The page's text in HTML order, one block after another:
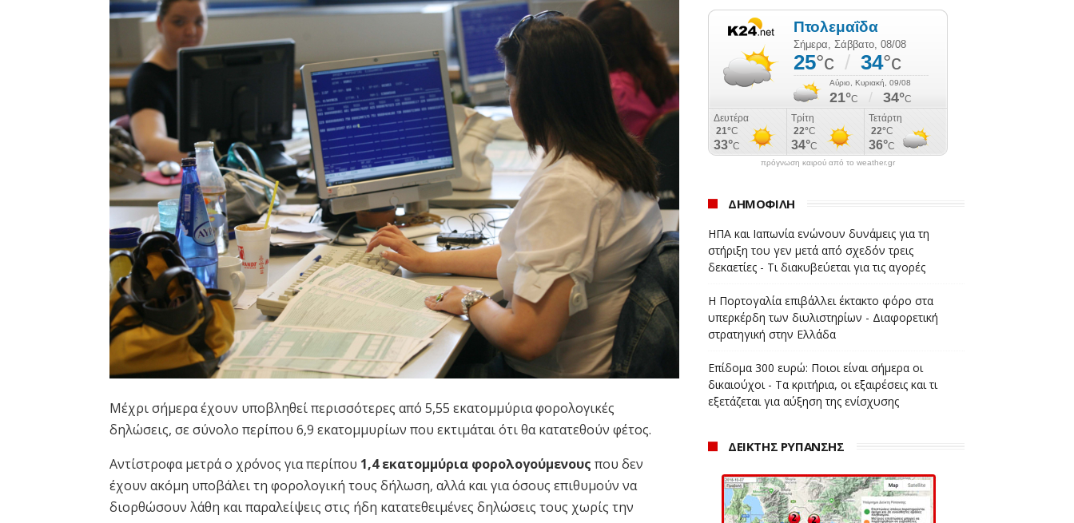
Μέχρι σήμερα έχουν υποβληθεί περισσότερες από 5,55 εκατομμύρια φορολογικές
δηλώσεις, σε σύνολο περίπου 6,9 εκατομμυρίων που εκτιμάται ότι θα κατατεθούν φέτος.
Αντίστροφα μετρά ο χρόνος για περίπου 1,4 εκατομμύρια φορολογούμενους που δεν
έχουν ακόμη υποβάλει τη φορολογική τους δήλωση, αλλά και για όσους επιθυμούν να
διορθώσουν λάθη και παραλείψεις στις ήδη κατατεθειμένες δηλώσεις τους χωρίς την
πρόγνωση καιρού από το weather.gr
ΔΗΜΟΦΙΛΗ
ΗΠΑ και Ιαπωνία ενώνουν δυνάμεις για τη
στήριξη του γεν μετά από σχεδόν τρεις
δεκαετίες - Τι διακυβεύεται για τις αγορές
Η Πορτογαλία επιβάλλει έκτακτο φόρο στα
υπερκέρδη των διυλιστηρίων - Διαφορετική
στρατηγική στην Ελλάδα
Επίδομα 300 ευρώ: Ποιοι είναι σήμερα οι
δικαιούχοι - Τα κριτήρια, οι εξαιρέσεις και τι
εξετάζεται για αύξηση της ενίσχυσης
ΔΕΙΚΤΗΣ ΡΥΠΑΝΣΗΣ